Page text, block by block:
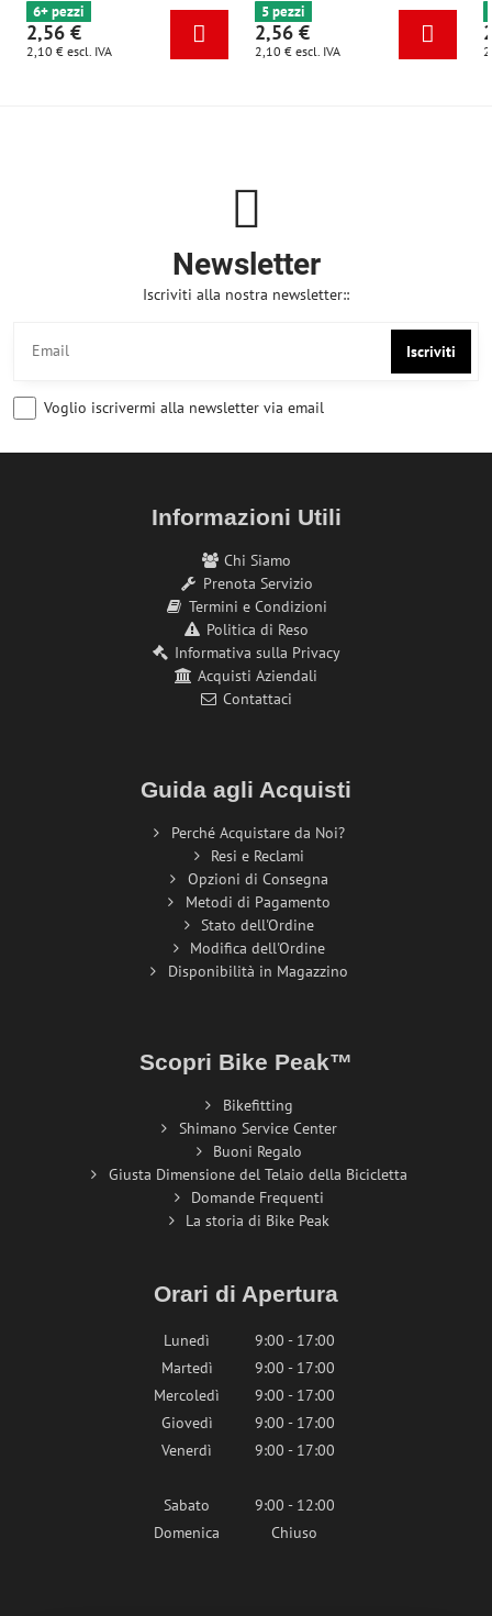
6+ pezzi
2,56 €
2,10 € escl. IVA
5 pezzi
2,56 €
2,10 € escl. IVA
Newsletter
Iscriviti alla nostra newsletter::
Iscriviti
Voglio iscrivermi alla newsletter via email
Informazioni Utili
Chi Siamo
Prenota Servizio
Termini e Condizioni
Politica di Reso
Informativa sulla Privacy
Acquisti Aziendali
Contattaci
Guida agli Acquisti
Perché Acquistare da Noi?
Resi e Reclami
Opzioni di Consegna
Metodi di Pagamento
Stato dell'Ordine
Modifica dell'Ordine
Disponibilità in Magazzino
Scopri Bike Peak™
Bikefitting
Shimano Service Center
Buoni Regalo
Giusta Dimensione del Telaio della Bicicletta
Domande Frequenti
La storia di Bike Peak
Orari di Apertura
Lunedì
9:00 - 17:00
Martedì
9:00 - 17:00
Mercoledì
9:00 - 17:00
Giovedì
9:00 - 17:00
Venerdì
9:00 - 17:00
Sabato
9:00 - 12:00
Domenica
Chiuso